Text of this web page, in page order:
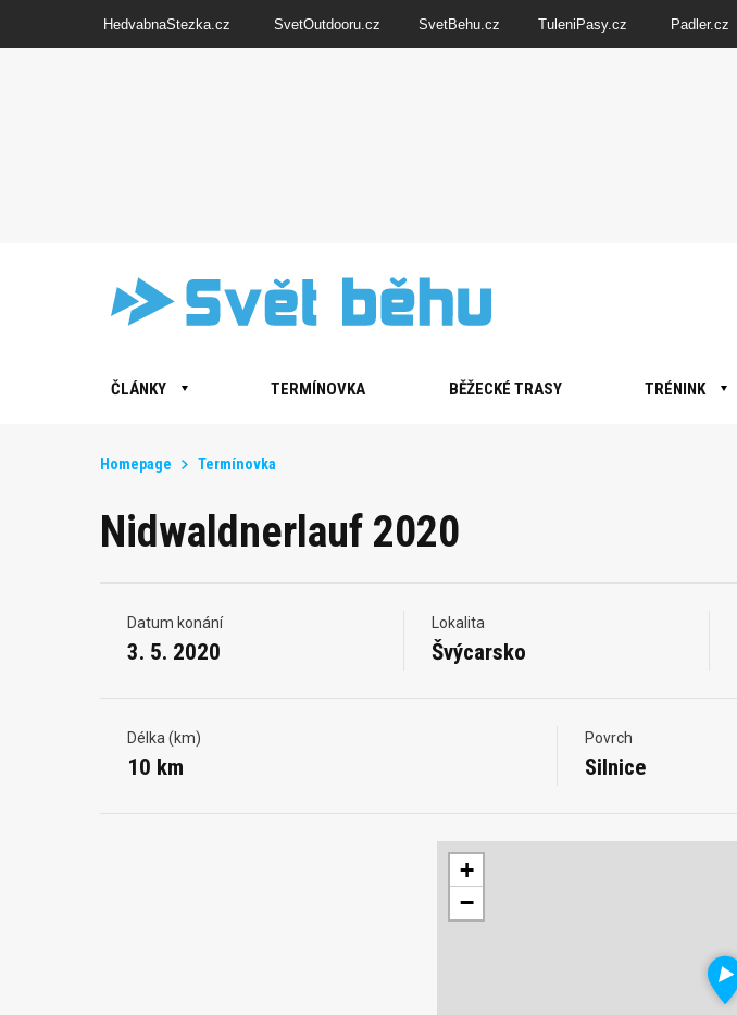
HedvabnaStezka.cz SvetOutdooru.cz SvetBehu.cz TuleniPasy.cz Padler.cz
ČLÁNKY TERMÍNOVKA BĚŽECKÉ TRASY TRÉNINK
Homepage Termínovka
Nidwaldnerlauf 2020
Datum konání
3. 5. 2020
Lokalita
Švýcarsko
Délka (km)
10 km
Povrch
Silnice
+
−